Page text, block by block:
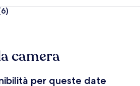
camera
per queste date